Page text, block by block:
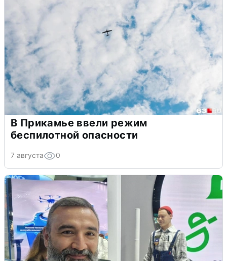
В Прикамье ввели режим
беспилотной опасности
7 августа 0